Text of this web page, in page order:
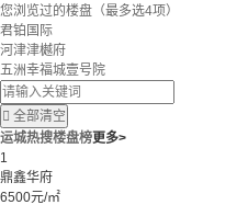
您浏览过的楼盘 （最多选4项）
君铂国际
河津津樾府
五洲幸福城壹号院
 全部清空
运城热搜楼盘榜更多>
1
鼎鑫华府
6500元/㎡